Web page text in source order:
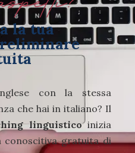
la tua
con la stessa
che hai in italiano? Il
linguisticoinizia
conoscitiva gratuita di